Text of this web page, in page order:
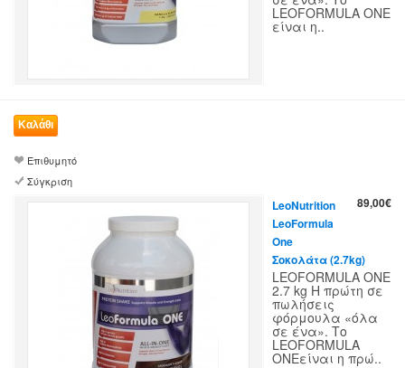
LEOFORMULA ONE
είναι η..
Επιθυμητό
Σύγκριση
89,00€
LeoNutrition
LeoFormula
One
Σοκολάτα (2.7kg)
LEOFORMULA ONE
2.7 kg Η πρώτη σε
πωλήσεις
φόρμουλα «όλα
σε ένα». Το
LEOFORMULA
ONEείναι η πρώ..